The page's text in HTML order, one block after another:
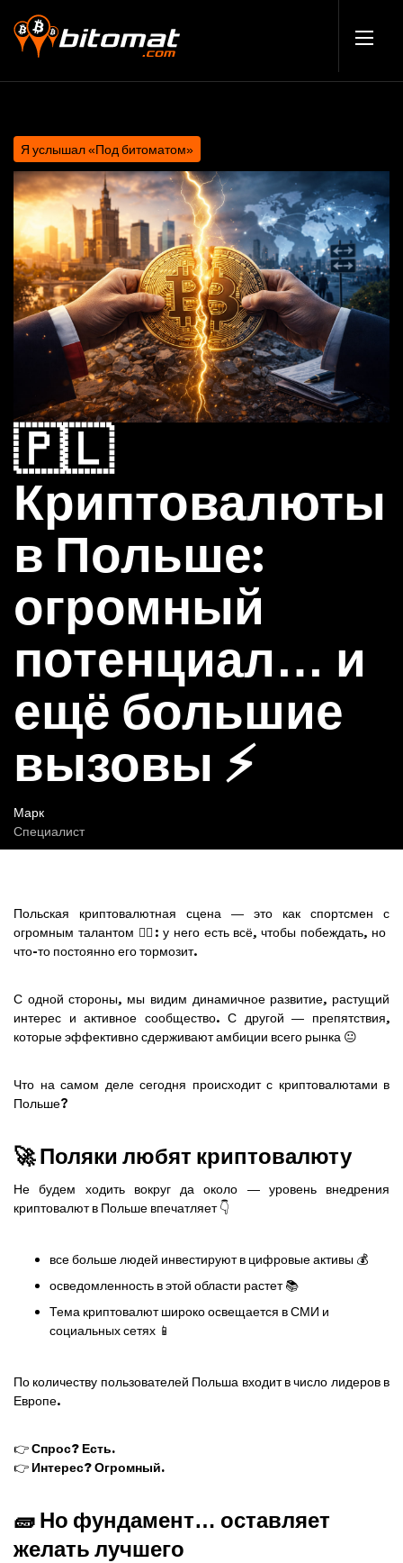
Я услышал «Под битоматом»
🇵🇱
Криптовалюты
в Польше:
огромный
потенциал… и
ещё большие
вызовы ⚡
Марк
Специалист
Польская криптовалютная сцена — это как спортсмен с
огромным талантом 🏃‍♂️: у него есть всё, чтобы побеждать, но
что-то постоянно его тормозит.
С одной стороны, мы видим динамичное развитие, растущий
интерес и активное сообщество. С другой — препятствия,
которые эффективно сдерживают амбиции всего рынка 😐
Что на самом деле сегодня происходит с криптовалютами в
Польше?
🚀 Поляки любят криптовалюту
Не будем ходить вокруг да около — уровень внедрения
криптовалют в Польше впечатляет 👇
все больше людей инвестируют в цифровые активы 💰
осведомленность в этой области растет 📚
Тема криптовалют широко освещается в СМИ и
социальных сетях 📱
По количеству пользователей Польша входит в число лидеров в
Европе.
👉Спрос? Есть.
👉 Интерес? Огромный.
🧱 Но фундамент… оставляет
желать лучшего